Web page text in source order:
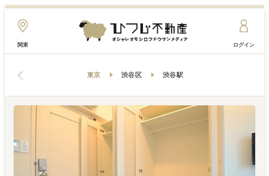
関東 ログイン
東京 渋谷区 渋谷駅